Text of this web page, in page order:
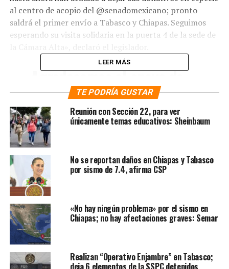
al centro de acopio del @senadomexicano; pronto
saldrá el primer envío a Tabasco y Chiapas. Seguimos
esperando su visita solidaria en la puerta 4 de la sede de
Agradecemos el apoyo de
quienes hasta ahora han
acudido a dejar sus
donativos en especie al
centro de acopio del
@senadomexicano; pronto
saldrá el primer envío a
Tabasco y Chiapas.
Seguimos esperando su
visita solidaria en la puerta
4 de la sede de la Cámara
Alta.
LEER MÁS
TE PODRÍA GUSTAR
Reunión con Sección 22, para ver
únicamente temas educativos: Sheinbaum
No se reportan daños en Chiapas y Tabasco
por sismo de 7.4, afirma CSP
«No hay ningún problema» por el sismo en
Chiapas; no hay afectaciones graves: Semar
Realizan “Operativo Enjambre” en Tabasco;